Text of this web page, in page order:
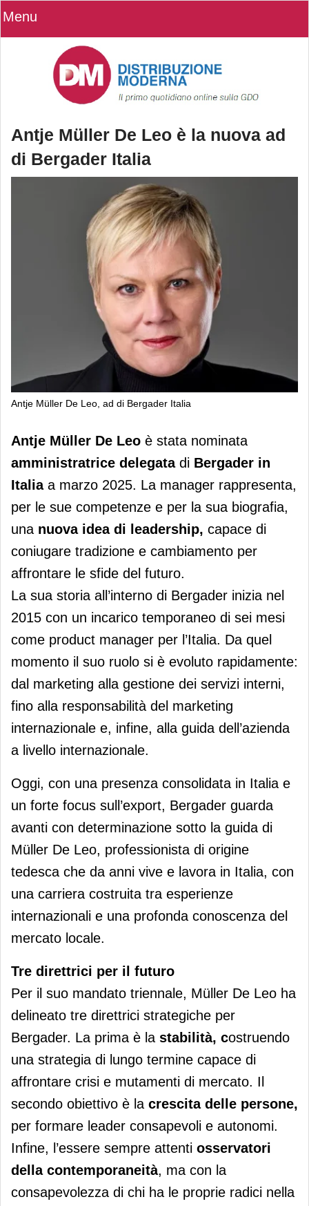
Menu
Antje Müller De Leo è la nuova ad
di Bergader Italia
Antje Müller De Leo, ad di Bergader Italia
Antje Müller De Leo è la nuova ad di
Bergader Italia
Antje Müller De Leo è stata nominata
amministratrice delegata di Bergader in
Italia a marzo 2025. La manager rappresenta,
per le sue competenze e per la sua biografia,
una nuova idea di leadership, capace di
coniugare tradizione e cambiamento per
affrontare le sfide del futuro.
La sua storia all’interno di Bergader inizia nel
2015 con un incarico temporaneo di sei mesi
come product manager per l’Italia. Da quel
momento il suo ruolo si è evoluto rapidamente:
dal marketing alla gestione dei servizi interni,
fino alla responsabilità del marketing
internazionale e, infine, alla guida dell’azienda
a livello internazionale.
Oggi, con una presenza consolidata in Italia e
un forte focus sull’export, Bergader guarda
avanti con determinazione sotto la guida di
Müller De Leo, professionista di origine
tedesca che da anni vive e lavora in Italia, con
una carriera costruita tra esperienze
internazionali e una profonda conoscenza del
mercato locale.
Tre direttrici per il futuro
Per il suo mandato triennale, Müller De Leo ha
delineato tre direttrici strategiche per
Bergader. La prima è la stabilità, costruendo
una strategia di lungo termine capace di
affrontare crisi e mutamenti di mercato. Il
secondo obiettivo è la crescita delle persone,
per formare leader consapevoli e autonomi.
Infine, l’essere sempre attenti osservatori
della contemporaneità, ma con la
consapevolezza di chi ha le proprie radici nella